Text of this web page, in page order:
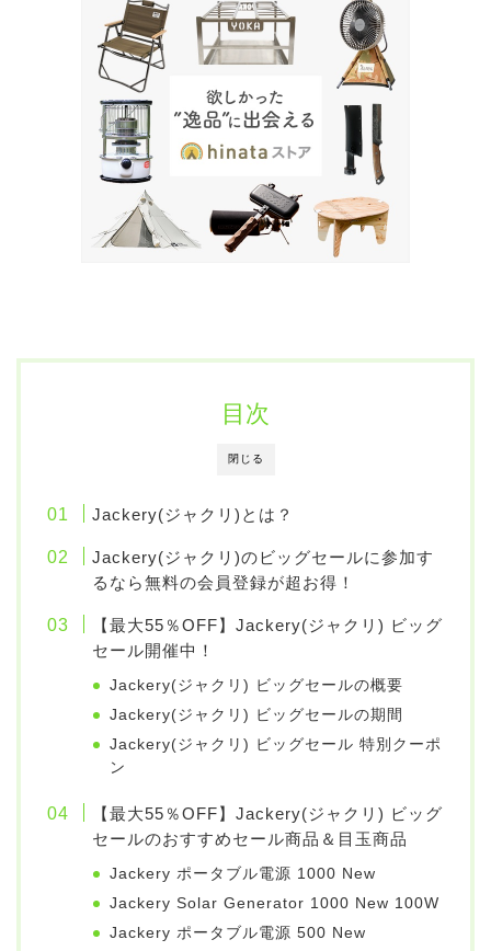
閉じる
目次
Jackery(ジャクリ)とは？
Jackery(ジャクリ)のビッグセールに参加す
るなら無料の会員登録が超お得！
【最大55％OFF】Jackery(ジャクリ) ビッグ
セール開催中！
Jackery(ジャクリ) ビッグセールの概要
Jackery(ジャクリ) ビッグセールの期間
Jackery(ジャクリ) ビッグセール 特別クーポ
ン
【最大55％OFF】Jackery(ジャクリ) ビッグ
セールのおすすめセール商品＆目玉商品
Jackery ポータブル電源 1000 New
Jackery Solar Generator 1000 New 100W
Jackery ポータブル電源 500 New